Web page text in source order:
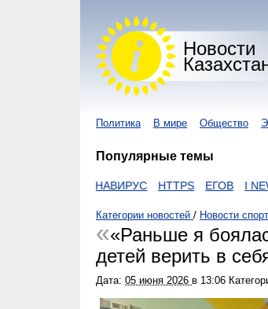
Новости
Политика В мире Общество
Популярные темы
КОРОНАВИРУС HTTPS ЕГОВ I NEWS KZ
Категории новостей / Новости
«Раньше я
детей верить в
Дата: 05 июня 2026 в 13:06